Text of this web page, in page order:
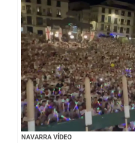
NAVARRA VÍDEO